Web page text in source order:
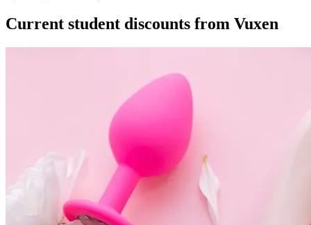
Current student discounts from Vuxen